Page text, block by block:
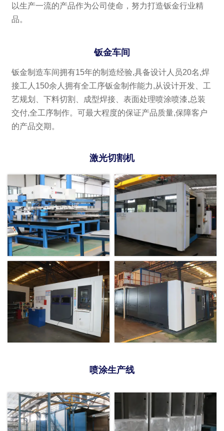
以生产一流的产品作为公司使命，努力打造钣金行业精
品。
钣金车间
钣金制造车间拥有15年的制造经验,具备设计人员20名,焊
接工人150余人拥有全工序钣金制作能力,从设计开发、工
艺规划、下料切割、成型焊接、表面处理喷涂喷漆,总装
交付,全工序制作。可最大程度的保证产品质量,保障客户
的产品交期。
激光切割机
喷涂生产线